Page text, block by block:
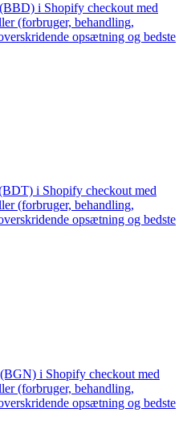
i Shopify checkout med
(forbruger, behandling,
opsætning og bedste
i Shopify checkout med
(forbruger, behandling,
opsætning og bedste
i Shopify checkout med
(forbruger, behandling,
opsætning og bedste